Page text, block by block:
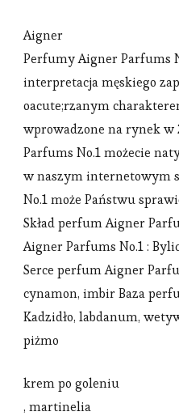
Aigner
Perfumy Aigner Parfums
interpretacja męskiego
oacute;rzanym
wprowadzone na rynek w
Parfums No.1 możecie
w naszym internetowym
No.1 może Państwu
Skład perfum Aigner
Aigner Parfums No.1 :
Serce perfum Aigner
cynamon, imbir Baza
Kadzidło, labdanum,
piżmo
krem po goleniu
, martinelia